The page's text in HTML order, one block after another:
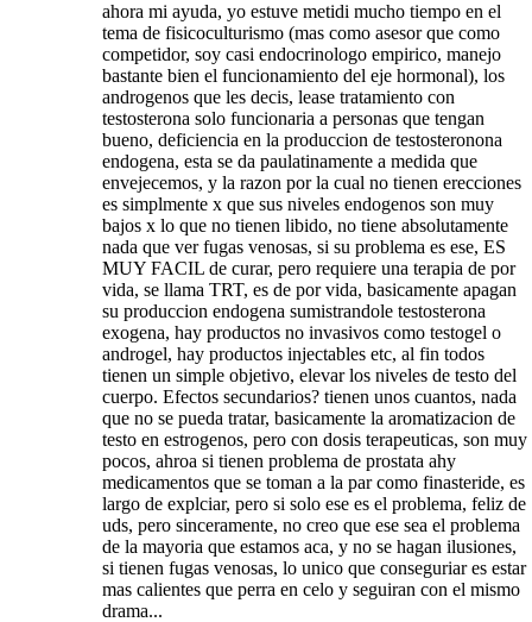
ahora mi ayuda, yo estuve metidi mucho tiempo en el
tema de fisicoculturismo (mas como asesor que como
competidor, soy casi endocrinologo empirico, manejo
bastante bien el funcionamiento del eje hormonal), los
androgenos que les decis, lease tratamiento con
testosterona solo funcionaria a personas que tengan
bueno, deficiencia en la produccion de testosteronona
endogena, esta se da paulatinamente a medida que
envejecemos, y la razon por la cual no tienen erecciones
es simplmente x que sus niveles endogenos son muy
bajos x lo que no tienen libido, no tiene absolutamente
nada que ver fugas venosas, si su problema es ese, ES
MUY FACIL de curar, pero requiere una terapia de por
vida, se llama TRT, es de por vida, basicamente apagan
su produccion endogena sumistrandole testosterona
exogena, hay productos no invasivos como testogel o
androgel, hay productos injectables etc, al fin todos
tienen un simple objetivo, elevar los niveles de testo del
cuerpo. Efectos secundarios? tienen unos cuantos, nada
que no se pueda tratar, basicamente la aromatizacion de
testo en estrogenos, pero con dosis terapeuticas, son muy
pocos, ahroa si tienen problema de prostata ahy
medicamentos que se toman a la par como finasteride, es
largo de explciar, pero si solo ese es el problema, feliz de
uds, pero sinceramente, no creo que ese sea el problema
de la mayoria que estamos aca, y no se hagan ilusiones,
si tienen fugas venosas, lo unico que conseguriar es estar
mas calientes que perra en celo y seguiran con el mismo
drama...